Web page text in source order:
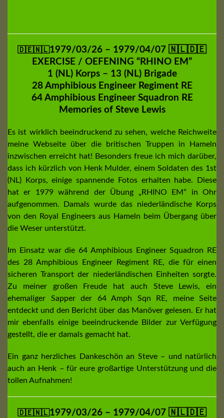
🇩🇪🇳🇱1979/03/26 – 1979/04/07 🇳🇱🇩🇪
EXERCISE / OEFENING “RHINO EM”
1 (NL) Korps – 13 (NL) Brigade
28 Amphibious Engineer Regiment RE
64 Amphibious Engineer Squadron RE
Memories of Steve Lewis
Es ist wirklich beeindruckend zu sehen, welche Reichweite
meine Webseite über die britischen Truppen in Hameln
inzwischen erreicht hat! Besonders freue ich mich darüber,
dass ich kürzlich von Henk Mulder, einem Soldaten des 1st
(NL) Korps, einige spannende Fotos erhalten habe. Diese
hat er 1979 während der Übung „RHINO EM“ in Ohr
aufgenommen. Damals wurde das niederländische Korps
von den Royal Engineers aus Hameln beim Übergang über
die Weser unterstützt.
Im Einsatz war die 64 Amphibious Engineer Squadron RE
des 28 Amphibious Engineer Regiment RE, die für einen
sicheren Transport der niederländischen Einheiten sorgte.
Zu meiner großen Freude hat auch Steve Lewis, ein
ehemaliger Sapper der 64 Amph Sqn RE, meine Seite
entdeckt und den Bericht über das Manöver gelesen. Er hat
mir ebenfalls einige beeindruckende Bilder zur Verfügung
gestellt, die er damals gemacht hat.
Ein ganz herzliches Dankeschön an Steve – und natürlich
auch an Henk – für eure großartige Unterstützung und die
tollen Aufnahmen!
🇩🇪🇳🇱1979/03/26 – 1979/04/07 🇳🇱🇩🇪